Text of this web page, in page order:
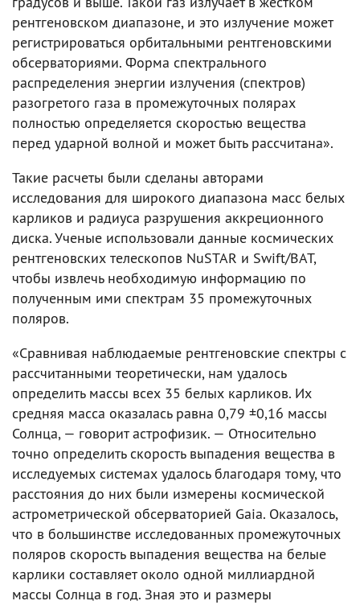
рентгеновском диапазоне, и это излучение может
регистрироваться орбитальными рентгеновскими
обсерваториями. Форма спектрального
распределения энергии излучения (спектров)
разогретого газа в промежуточных полярах
полностью определяется скоростью вещества
перед ударной волной и может быть рассчитана».
Такие расчеты были сделаны авторами
исследования для широкого диапазона масс белых
карликов и радиуса разрушения аккреционного
диска. Ученые использовали данные космических
рентгеновских телескопов NuSTAR и Swift/BAT,
чтобы извлечь необходимую информацию по
полученным ими спектрам 35 промежуточных
поляров.
«Сравнивая наблюдаемые рентгеновские спектры с
рассчитанными теоретически, нам удалось
определить массы всех 35 белых карликов. Их
средняя масса оказалась равна 0,79 ±0,16 массы
Солнца, — говорит астрофизик. — Относительно
точно определить скорость выпадения вещества в
исследуемых системах удалось благодаря тому, что
расстояния до них были измерены космической
астрометрической обсерваторией Gaia. Оказалось,
что в большинстве исследованных промежуточных
поляров скорость выпадения вещества на белые
карлики составляет около одной миллиардной
массы Солнца в год. Зная это и размеры